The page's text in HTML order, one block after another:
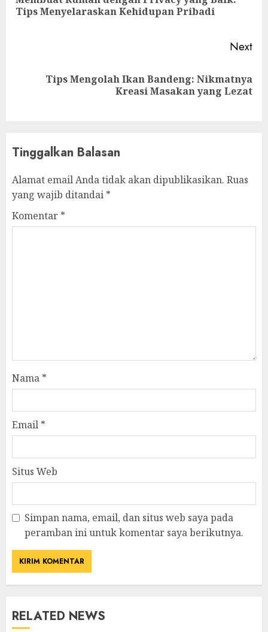
Tips Menyelaraskan Kehidupan Pribadi
Next
Tips Mengolah Ikan Bandeng: Nikmatnya
Kreasi Masakan yang Lezat
Tinggalkan Balasan
Alamat email Anda tidak akan dipublikasikan. Ruas
yang wajib ditandai *
Komentar *
Nama *
Email *
Situs Web
Simpan nama, email, dan situs web saya pada
peramban ini untuk komentar saya berikutnya.
RELATED NEWS